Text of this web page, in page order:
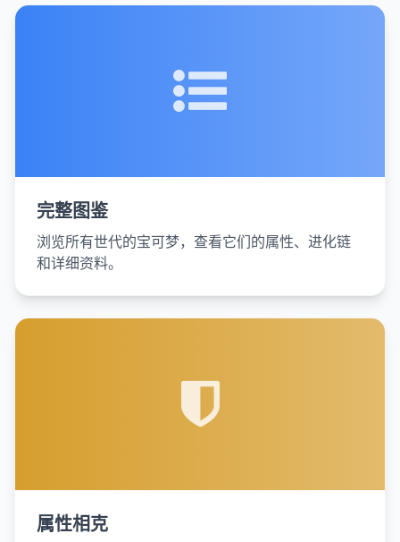
完整图鉴
浏览所有世代的宝可梦，查看它们的属性、进化链
和详细资料。
属性相克